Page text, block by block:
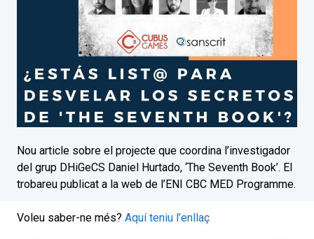
Nou article sobre el projecte que coordina l’investigador
del grup DHiGeCS Daniel Hurtado, ‘The Seventh Book’. El
trobareu publicat a la web de l’ENI CBC MED Programme.
Voleu saber-ne més? Aquí teniu l’enllaç